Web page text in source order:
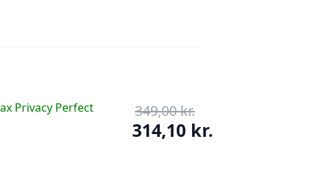
er:
Privacy Perfect
349,00kr.Den
oprindelige
pris
314,10 kr.